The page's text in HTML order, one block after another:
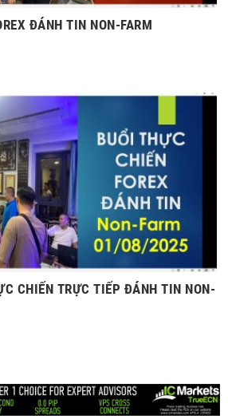
ĐÁNH TIN NON-FARM
CHIẾN TRỰC TIẾP ĐÁNH TIN NON-